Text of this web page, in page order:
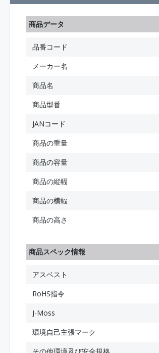
商品データ
品番コード
メーカー名
商品名
商品型番
JANコード
商品の重量
商品の容量
商品の縦幅
商品の横幅
商品の高さ
商品スペック情報
アスベスト
RoHS指令
J-Moss
環境自己主張マーク